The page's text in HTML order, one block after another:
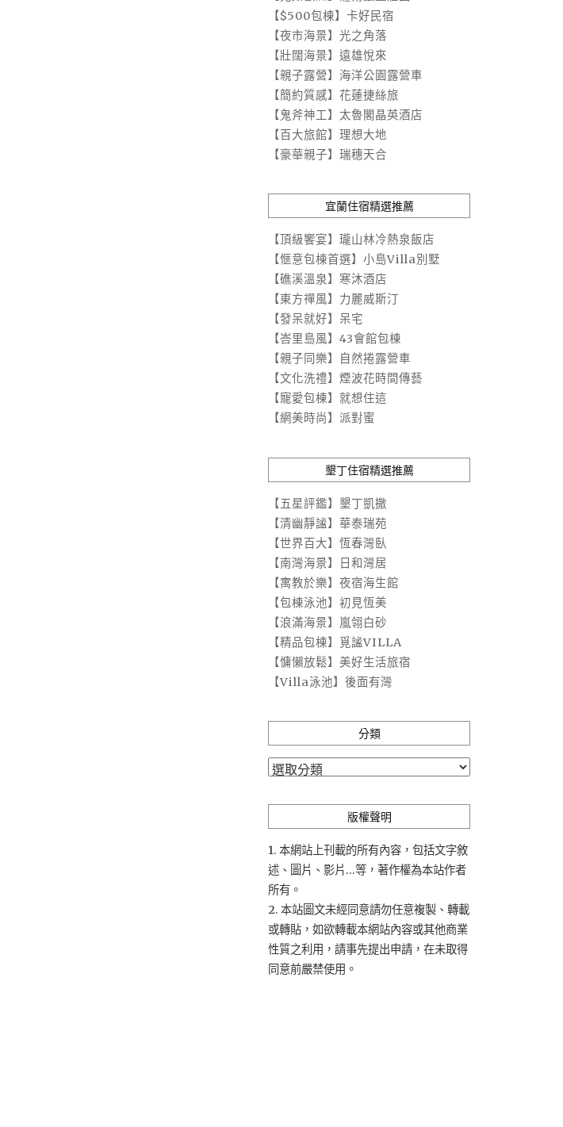
【$500包棟】卡好民宿
【夜市海景】光之角落
【壯闊海景】遠雄悅來
【親子露營】海洋公園露營車
【簡約質感】花蓮捷絲旅
【鬼斧神工】太魯閣晶英酒店
【百大旅館】理想大地
【豪華親子】瑞穗天合
宜蘭住宿精選推薦
【頂級饗宴】瓏山林冷熱泉飯店
【愜意包棟首選】小島Villa別墅
【礁溪溫泉】寒沐酒店
【東方禪風】力麗威斯汀
【發呆就好】呆宅
【峇里島風】43會館包棟
【親子同樂】自然捲露營車
【文化洗禮】煙波花時間傳藝
【寵愛包棟】就想住這
【網美時尚】派對蜜
墾丁住宿精選推薦
【五星評鑑】墾丁凱撒
【清幽靜謐】華泰瑞苑
【世界百大】恆春灣臥
【南灣海景】日和灣居
【寓教於樂】夜宿海生館
【包棟泳池】初見恆美
【浪滿海景】嵐翎白砂
【精品包棟】覓謐VILLA
【慵懶放鬆】美好生活旅宿
【Villa泳池】後面有灣
分類
分
版權聲明
1. 本網站上刊載的所有內容，包括文字敘
述、圖片、影片...等，著作權為本站作者
所有。
2. 本站圖文未經同意請勿任意複製、轉載
或轉貼，如欲轉載本網站內容或其他商業
性質之利用，請事先提出申請，在未取得
同意前嚴禁使用。